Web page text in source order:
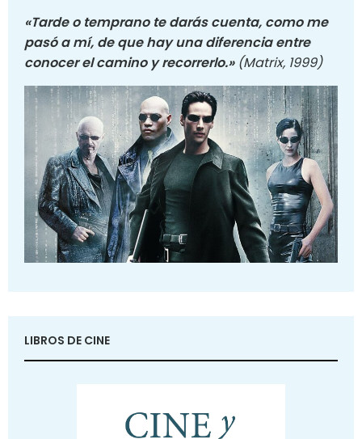
«Tarde o temprano te darás cuenta, como me
pasó a mí, de que hay una diferencia entre
conocer el camino y recorrerlo.» (Matrix, 1999)
LIBROS DE CINE